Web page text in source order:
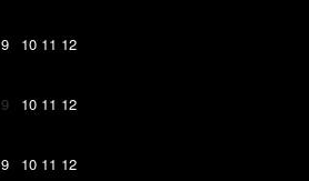
9 10 11 12
9 10 11 12
9 10 11 12